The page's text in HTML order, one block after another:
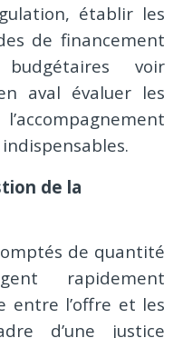
établir les
de financement
voir
aval évaluer les
de la
de quantité
rapidement
entre l’offre et les
d’une justice